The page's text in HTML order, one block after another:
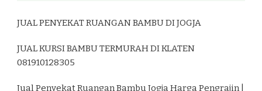
JUAL PENYEKAT RUANGAN BAMBU DI JOGJA
JUAL KURSI BAMBU TERMURAH DI KLATEN
081910128305
Jual Penyekat Ruangan Bambu Jogja Harga Pengrajin |